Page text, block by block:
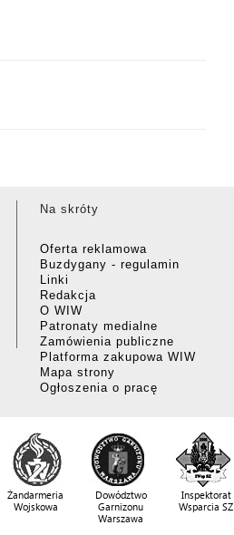
Na skróty
Oferta reklamowa
Buzdygany - regulamin
Linki
Redakcja
O WIW
Patronaty medialne
Zamówienia publiczne
Platforma zakupowa WIW
Mapa strony
Ogłoszenia o pracę
Żandarmeria
Wojskowa
Dowództwo
Garnizonu
Warszawa
Inspektorat
Wsparcia SZ